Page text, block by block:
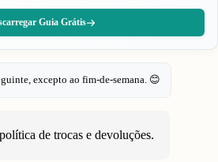
Guia Grátis
excepto ao fim-de-semana. 😊
de trocas e devoluções.